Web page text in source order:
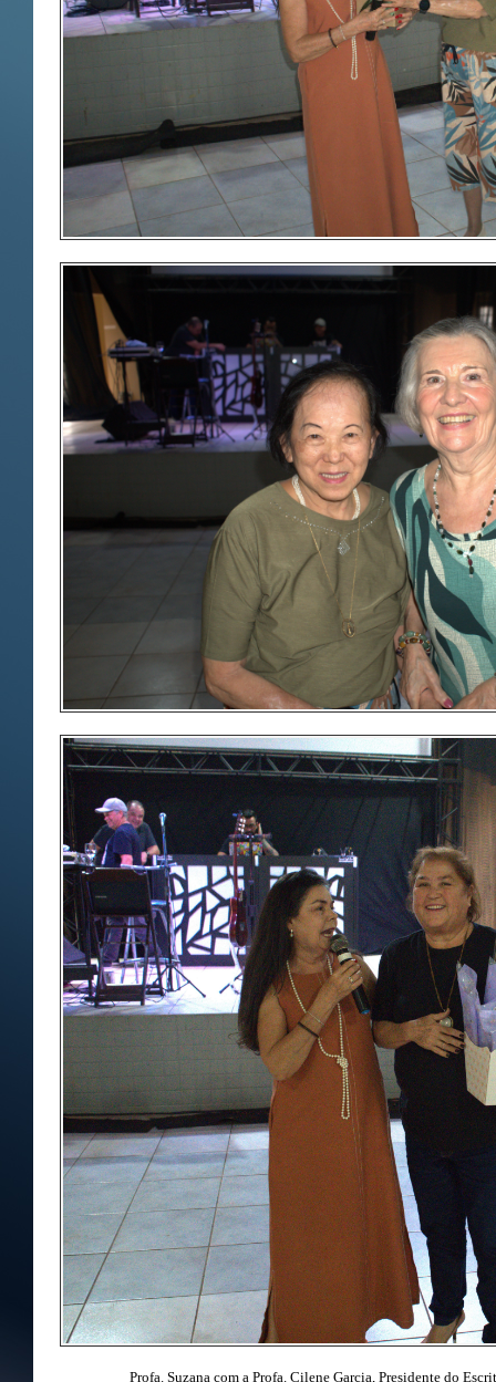
Profa. Suzana com a Profa. Cilene Garcia, Presidente do